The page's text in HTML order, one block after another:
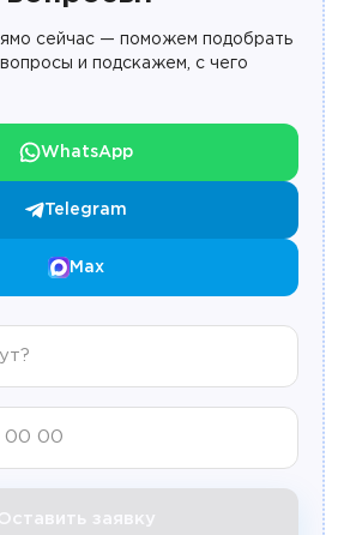
сейчас — поможем подобрать
и подскажем, с чего
WhatsApp
Telegram
Max
заявку